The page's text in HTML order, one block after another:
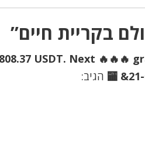
בקריית חיים”
USDT. Next 🔥🔥🔥
הגיב: